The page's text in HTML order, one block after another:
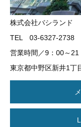
株式会社バシランド
TEL 03-6327-2738
営業時間／9：00～21
東京都中野区新井1丁